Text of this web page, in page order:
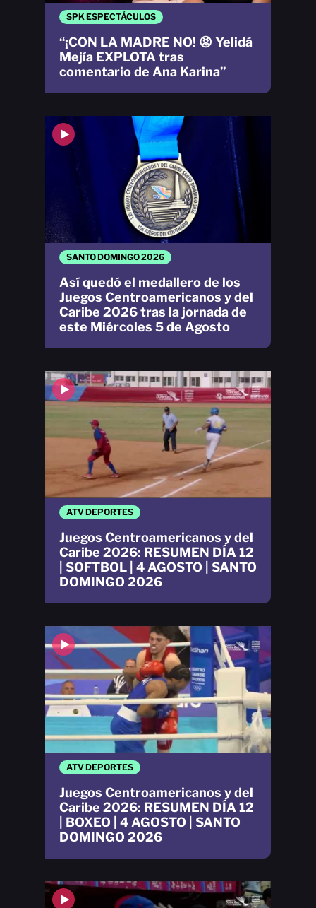
SPK ESPECTÁCULOS
“¡CON LA MADRE NO! 😡 Yelidá
Mejía EXPLOTA tras
comentario de Ana Karina”
ATV DEPORTES
Juegos Centroamericanos y del
Caribe 2026: RESUMEN DÍA 12
| BOXEO | 4 AGOSTO | SANTO
DOMINGO 2026
ATV DEPORTES
Juegos Centroamericanos y del
Caribe 2026: RESUMEN DÍA 12
| SOFTBOL | 4 AGOSTO | SANTO
DOMINGO 2026
SANTO DOMINGO 2026
Así quedó el medallero de los
Juegos Centroamericanos y del
Caribe 2026 tras la jornada de
este Miércoles 5 de Agosto